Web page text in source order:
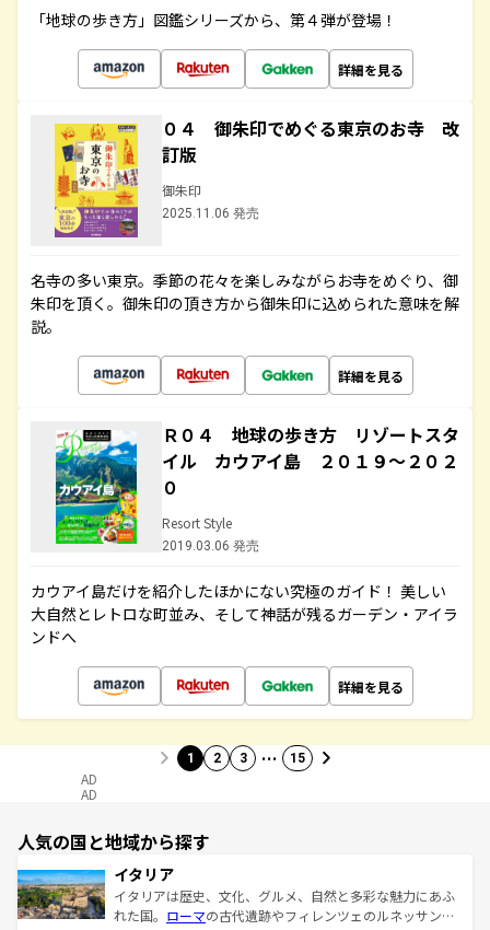
「地球の歩き方」図鑑シリーズから、第４弾が登場！
詳細を見る
０４ 御朱印でめぐる東京のお寺 改
訂版
御朱印
2025.11.06 発売
名寺の多い東京。季節の花々を楽しみながらお寺をめぐり、御
朱印を頂く。御朱印の頂き方から御朱印に込められた意味を解
説。
詳細を見る
Ｒ０４ 地球の歩き方 リゾートスタ
イル カウアイ島 ２０１９～２０２
０
Resort Style
2019.03.06 発売
カウアイ島だけを紹介したほかにない究極のガイド！ 美しい
大自然とレトロな町並み、そして神話が残るガーデン・アイラ
ンドへ
詳細を見る
1 2 3 … 15
AD
AD
人気の国と地域から探す
イタリア
イタリアは歴史、文化、グルメ、自然と多彩な魅力にあふ
れた国。 ローマの古代遺跡やフィレンツェのルネッサンス